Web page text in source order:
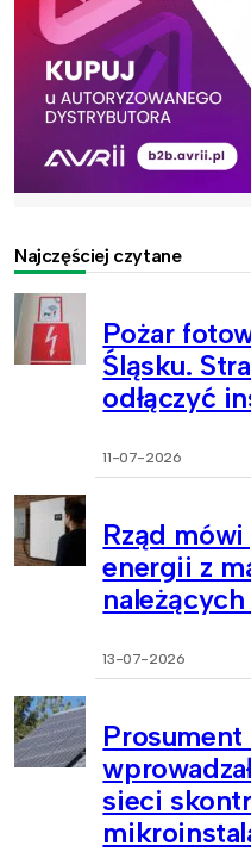
Najczęściej czytane
Pożar
Śląsku.
odłączyć
11-07-2026
Rząd
energii z
13-07-2026
Prosument
sieci